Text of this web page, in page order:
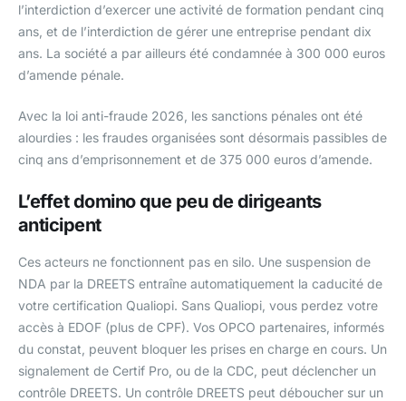
l’interdiction d’exercer une activité de formation pendant cinq
ans, et de l’interdiction de gérer une entreprise pendant dix
ans. La société a par ailleurs été condamnée à 300 000 euros
d’amende pénale.
Avec la loi anti-fraude 2026, les sanctions pénales ont été
alourdies : les fraudes organisées sont désormais passibles de
cinq ans d’emprisonnement et de 375 000 euros d’amende.
L’effet domino que peu de dirigeants
anticipent
Ces acteurs ne fonctionnent pas en silo. Une suspension de
NDA par la DREETS entraîne automatiquement la caducité de
votre certification Qualiopi. Sans Qualiopi, vous perdez votre
accès à EDOF (plus de CPF). Vos OPCO partenaires, informés
du constat, peuvent bloquer les prises en charge en cours. Un
signalement de Certif Pro, ou de la CDC, peut déclencher un
contrôle DREETS. Un contrôle DREETS peut déboucher sur un